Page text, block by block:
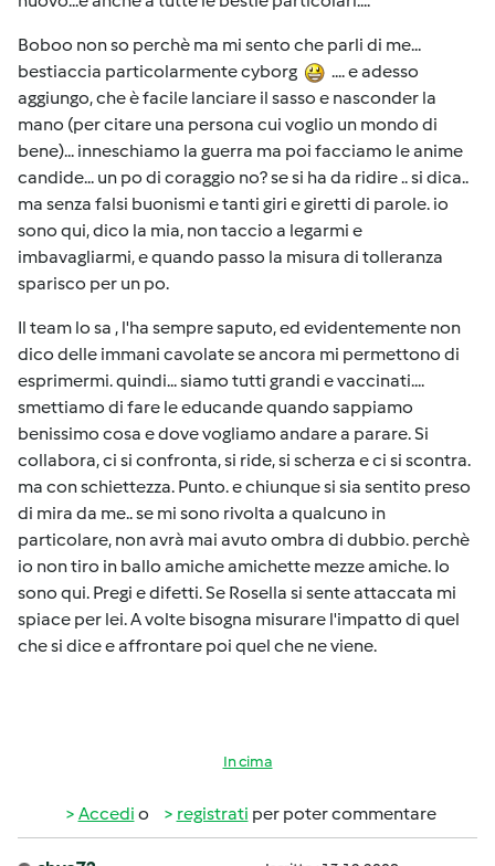
Boboo non so perchè ma mi sento che parli di me...
bestiaccia particolarmente cyborg
.... e adesso
aggiungo, che è facile lanciare il sasso e nasconder la
mano (per citare una persona cui voglio un mondo di
bene)... inneschiamo la guerra ma poi facciamo le anime
candide... un po di coraggio no? se si ha da ridire .. si dica..
ma senza falsi buonismi e tanti giri e giretti di parole. io
sono qui, dico la mia, non taccio a legarmi e
imbavagliarmi, e quando passo la misura di tolleranza
sparisco per un po.
Il team lo sa , l'ha sempre saputo, ed evidentemente non
dico delle immani cavolate se ancora mi permettono di
esprimermi. quindi... siamo tutti grandi e vaccinati....
smettiamo di fare le educande quando sappiamo
benissimo cosa e dove vogliamo andare a parare. Si
collabora, ci si confronta, si ride, si scherza e ci si scontra.
ma con schiettezza. Punto. e chiunque si sia sentito preso
di mira da me.. se mi sono rivolta a qualcuno in
particolare, non avrà mai avuto ombra di dubbio. perchè
io non tiro in ballo amiche amichette mezze amiche. Io
sono qui. Pregi e difetti. Se Rosella si sente attaccata mi
spiace per lei. A volte bisogna misurare l'impatto di quel
che si dice e affrontare poi quel che ne viene.
In cima
Accedi o registrati per poter commentare